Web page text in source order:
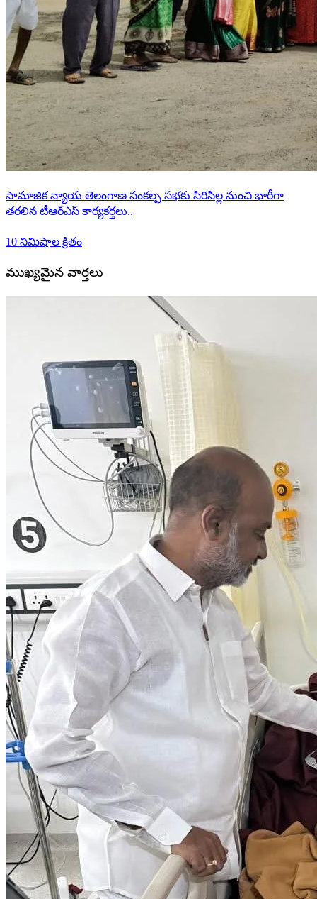
సామాజిక న్యాయ తెలంగాణ సంకల్ప సభకు సిరిసిల్ల నుంచి భారీగా
తరలిన టీఆర్ఎస్ కార్యకర్తలు..
10 నిమిషాల క్రితం
ముఖ్యమైన వార్తలు